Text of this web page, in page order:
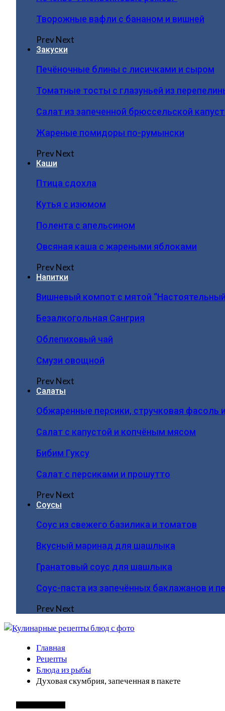
Творожные вафли с бананом и вишней
PrevNext
Закуски
Печёночные блины с лисичками и сыром
Томатные тосты с глазуньей из
Салат из запеченной брюссельской
Жареные помидоры по-румынски
PrevNext
Каши
Птица сдохла
Кутья с изюмом
Полента с апельсином
Овсяная каша с жареными яблоками
PrevNext
Напитки
Вишневый компот с мятой
Безалкогольная Сангрия
Облепиховый чай
Смузи овощной
PrevNext
Салаты
Обжаренные персики, стручковая фасоль
Салат с капустой и копчёным мясом
Бибим Гуксу
Салат с персиками и прошутто
PrevNext
Соусы
Соус из свежего базилика и томатов
Вкусный маринад для шашлыка
Гранатовый соус для шашлыка
Соус-паста из запечённых баклажанов и
PrevNext
Главная
Рецепты
Блюда из рыбы
Духовая скумбрия, запеченная в пакете